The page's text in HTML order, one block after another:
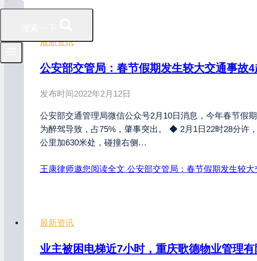
最新资讯
公安部交管局：春节假期发生较大交通事故
发布时间 2022年2月12日
公安部交通管理局微信公众号2月10日消息，今年春节假
为醉驾导致，占75%，肇事突出。 ◆ 2月1日22时28分许
公里加630米处，碰撞右侧…
王康律师邀您阅读全文 公安部交管局：春节假期发生较
最新资讯
业主被困电梯近7小时，重庆歌德物业管理